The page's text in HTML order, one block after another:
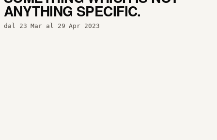
ANYTHING SPECIFIC.
dal 23 Mar al 29 Apr 2023